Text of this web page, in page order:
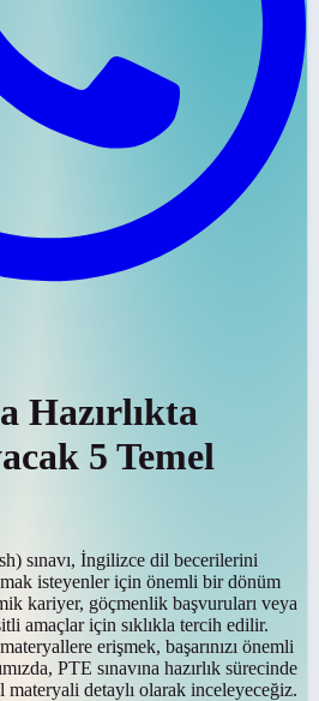
Hazırlıkta
5 Temel
sınavı, İngilizce dil becerilerini
isteyenler için önemli bir dönüm
kariyer, göçmenlik başvuruları veya
amaçlar için sıklıkla tercih edilir.
erişmek, başarınızı önemli
PTE sınavına hazırlık sürecinde
materyali detaylı olarak inceleyeceğiz.